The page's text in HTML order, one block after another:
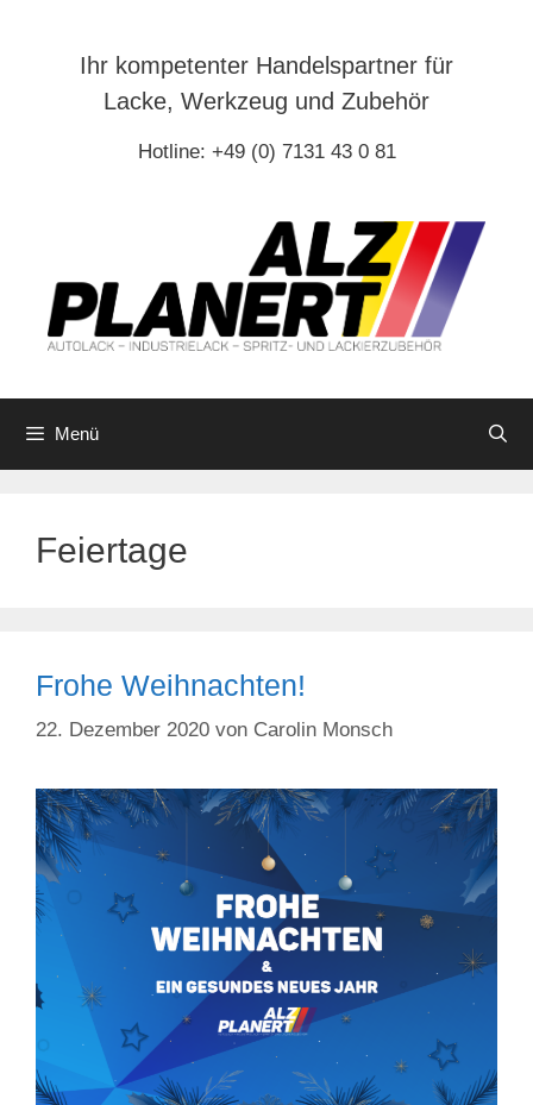
Ihr kompetenter Handelspartner für
Lacke, Werkzeug und Zubehör
Hotline: +49 (0) 7131 43 0 81
Menü
Feiertage
Frohe Weihnachten!
22. Dezember 2020 von Carolin Monsch